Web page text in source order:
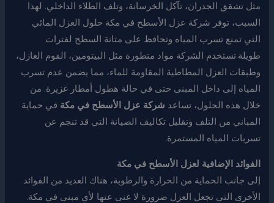
مثل تشقق الجدران، تآكل الخرسانة، وتلف الطلاء الداخلي. لهذا
السبب، توفر شركة عزل الأسطح في مكة حلول العزل المائي
التي تمنع تسرب المياه وتحافظ على متانة السطح لفترات
طويلة.تستخدم الشركة مواد متطورة مثل البيتومين، الفوم العازل،
وطبقات العزل المطاطية المقاومة للماء، مما يضمن عدم تسرب
المياه إلى داخل المبنى حتى في حالة هطول أمطار غزيرة. من
خلال هذه الحلول، تساعد شركة عزل الأسطح في مكة في حماية
المباني من التلف وتقليل تكاليف الصيانة التي قد تنجم عن
تسربات المياه المستمرة.
الفوائد الإضافية لعزل الأسطح في مكة
إلى جانب الحماية من الحرارة والرطوبة، هناك العديد من الفوائد
الأخرى التي تجعل العزل ضرورة لا غنى عنها لأي مبنى في مكة.